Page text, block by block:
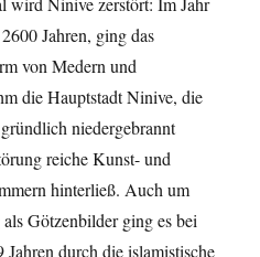
Jahren, ging das
von Medern und
die Hauptstadt Ninive, die
niedergebrannt
reiche Kunst- und
hinterließ. Auch um
Götzenbilder ging es bei
durch die islamistische